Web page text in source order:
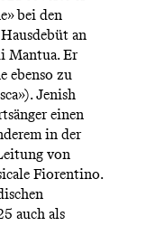
bei den
an
Mantua. Er
ebenso zu
Jenish
einen
in der
von
Fiorentino.
auch als